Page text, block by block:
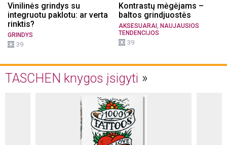
Vinilinės grindys su
integruotu paklotu: ar verta
rinktis?
GRINDYS
39
Kontrastų mėgėjams –
baltos grindjuostės
AKSESUARAI NAUJAUSIOS
TENDENCIJOS
39
TASCHEN knygos įsigyti